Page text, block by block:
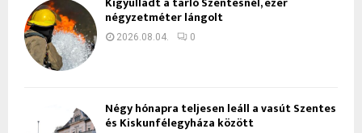
négyzetméter lángolt
2026.08.04. 0
Négy hónapra teljesen leáll a vasút Szentes
és Kiskunfélegyháza között